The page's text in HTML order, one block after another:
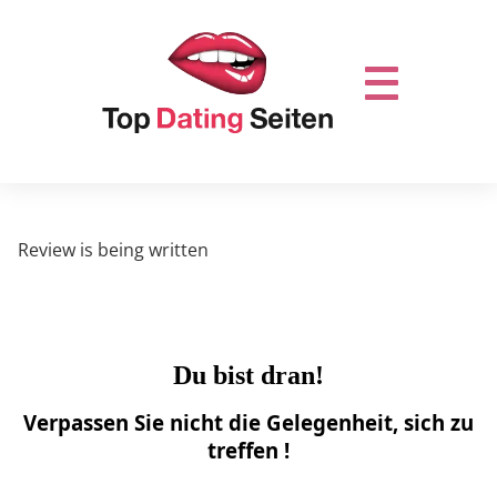
Review is being written
Du bist dran!
Verpassen Sie nicht die Gelegenheit, sich zu
treffen !